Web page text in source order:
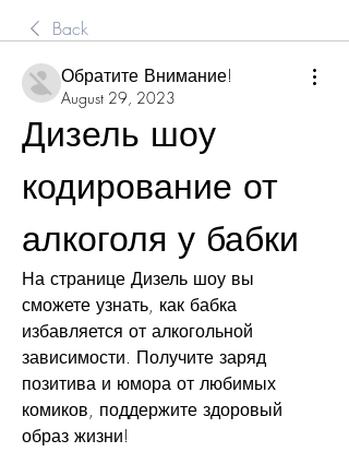
Back
Обратите Внимание!
August 29, 2023
Дизель шоу
кодирование от
алкоголя у бабки
На странице Дизель шоу вы
сможете узнать, как бабка
избавляется от алкогольной
зависимости. Получите заряд
позитива и юмора от любимых
комиков, поддержите здоровый
образ жизни!